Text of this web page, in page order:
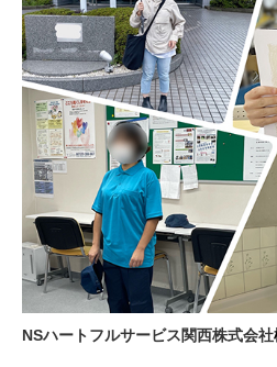
NSハートフルサービス関西株式会社